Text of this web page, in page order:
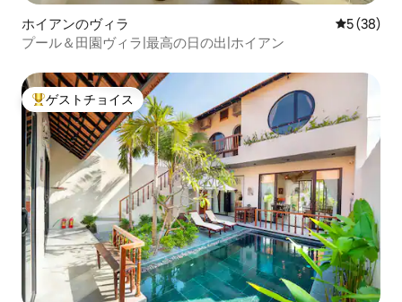
ホイアンのヴィラ レビュー
5 (38)
プール＆田園ヴィラ|最高の日の出|ホイアン
大好評のゲストチョイスです。
ゲストチョイス